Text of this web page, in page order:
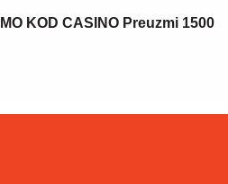
KOD CASINO Preuzmi 1500